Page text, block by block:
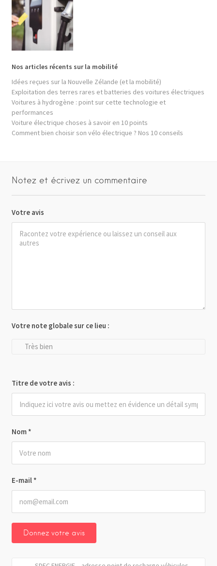
Nos articles récents sur la mobilité
Idées reçues sur la Nouvelle Zélande (et la mobilité)
Exploitation des terres rares et batteries des voitures électriques
Voitures à hydrogène : point sur cette technologie et
performances
Voiture électrique choses à savoir en 10 points
Comment bien choisir son vélo électrique ? Nos 10 conseils
Notez et écrivez un commentaire
Votre avis
Nom *
E-mail *
Votre note globale sur ce lieu :
Très bien
Titre de votre avis :